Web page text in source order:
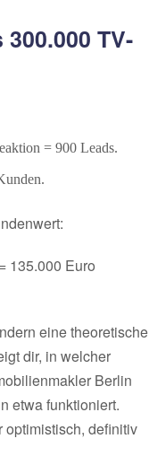
TV-
= 900 Leads.
135.000 Euro
eine
dir, in welcher
Berlin
etwa funktioniert.
optimistisch, definitiv